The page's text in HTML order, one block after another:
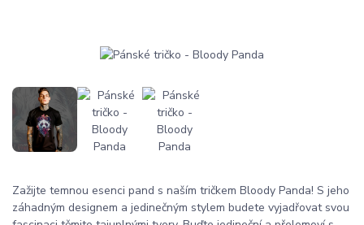
Zažijte temnou esenci pand s naším tričkem Bloody Panda! S jeho
záhadným designem a jedinečným stylem budete vyjadřovat svou